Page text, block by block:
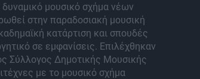
μουσικό σχήμα νέων
στην παραδοσιακή μουσική
κατάρτιση και σπουδές
σε εμφανίσεις. Επιλέχθηκαν
Σύλλογος Δημοτικής Μουσικής
με το μουσικό σχήμα